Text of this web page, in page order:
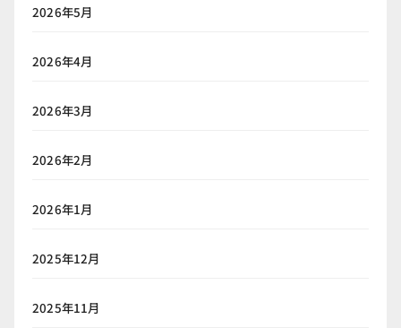
2026年5月
2026年4月
2026年3月
2026年2月
2026年1月
2025年12月
2025年11月